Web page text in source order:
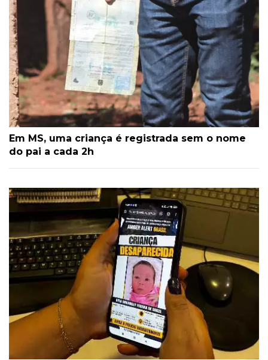
Em MS, uma criança é registrada sem o nome
do pai a cada 2h